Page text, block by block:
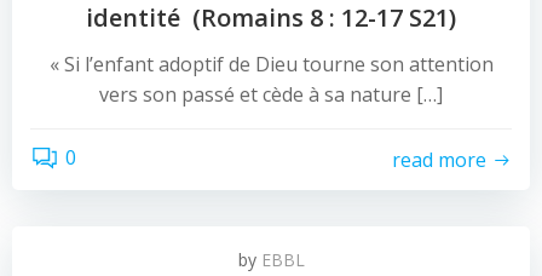
identité (Romains 8 : 12-17 S21)
« Si l’enfant adoptif de Dieu tourne son attention
vers son passé et cède à sa nature […]
0 read more
by EBBL